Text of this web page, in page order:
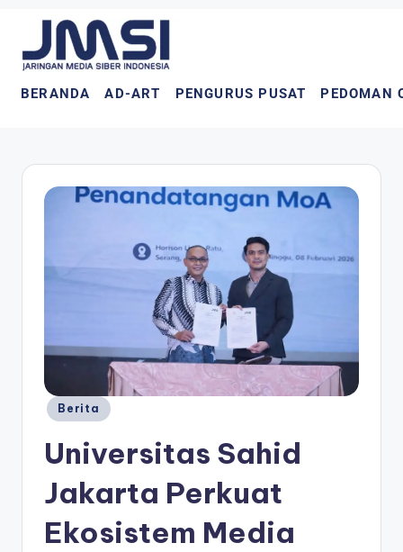
BERANDA AD-ART PENGURUS PUSAT PEDOMAN
Berita
Universitas Sahid
Jakarta Perkuat
Ekosistem Media